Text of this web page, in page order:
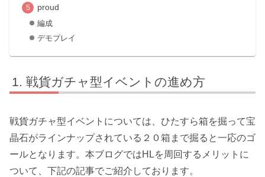
proud
編成
デモプレイ
戦貨ガチャ型イベントの進め方
戦貨ガチャ型イベントについては、ひたすら箱を掘って宝
晶石がラインナップされている２０箱まで掘ると一応のゴ
ールとなります。本ブログではHLを周回するメリットに
ついて、下記の記事でご紹介しております。